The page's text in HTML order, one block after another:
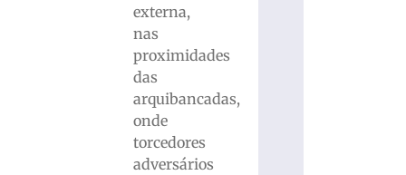
externa,
nas
proximidades
das
arquibancadas,
onde
torcedores
adversários